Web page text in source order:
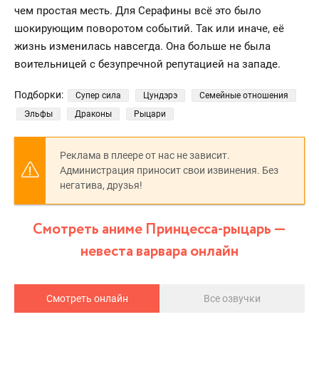
чем простая месть. Для Серафины всё это было
шокирующим поворотом событий. Так или иначе, её
жизнь изменилась навсегда. Она больше не была
воительницей с безупречной репутацией на западе.
Подборки: Супер сила Цундэрэ
Семейные отношения
Эльфы
Драконы Рыцари
Реклама в плеере от нас не зависит.
Администрация приносит свои извинения. Без
негатива, друзья!
Смотреть аниме Принцесса-рыцарь —
невеста варвара онлайн
Смотреть онлайн Все озвучки